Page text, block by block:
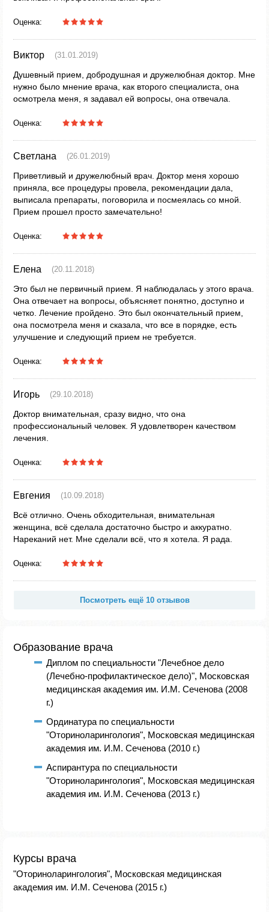
Оценка:
Виктор (31.01.2019)
Душевный прием, добродушная и дружелюбная доктор. Мне
нужно было мнение врача, как второго специалиста, она
осмотрела меня, я задавал ей вопросы, она отвечала.
Оценка:
Светлана (26.01.2019)
Приветливый и дружелюбный врач. Доктор меня хорошо
приняла, все процедуры провела, рекомендации дала,
выписала препараты, поговорила и посмеялась со мной.
Прием прошел просто замечательно!
Оценка:
Елена (20.11.2018)
Это был не первичный прием. Я наблюдалась у этого врача.
Она отвечает на вопросы, объясняет понятно, доступно и
четко. Лечение пройдено. Это был окончательный прием,
она посмотрела меня и сказала, что все в порядке, есть
улучшение и следующий прием не требуется.
Оценка:
Игорь (29.10.2018)
Доктор внимательная, сразу видно, что она
профессиональный человек. Я удовлетворен качеством
лечения.
Оценка:
Евгения (10.09.2018)
Всё отлично. Очень обходительная, внимательная
женщина, всё сделала достаточно быстро и аккуратно.
Нареканий нет. Мне сделали всё, что я хотела. Я рада.
Оценка:
Посмотреть ещё 10 отзывов
Образование врача
Диплом по специальности "Лечебное дело
(Лечебно-профилактическое дело)", Московская
медицинская академия им. И.М. Сеченова (2008
г.)
Ординатура по специальности
"Оториноларингология", Московская медицинская
академия им. И.М. Сеченова (2010 г.)
Аспирантура по специальности
"Оториноларингология", Московская медицинская
академия им. И.М. Сеченова (2013 г.)
Курсы врача
"Оториноларингология", Московская медицинская
академия им. И.М. Сеченова (2015 г.)